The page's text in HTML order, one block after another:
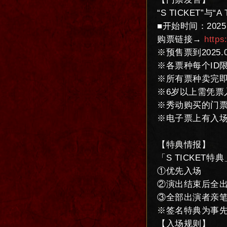
“S TICKET”与
■开始时间：
购票链接→
※预售票到
※各票种每个ID
※所有票种卖完
※6岁以上需凭票
※秀动购买的门
※电子票上有入
【特典情报】
「S TICKET特典
①优先入场
②演出结束后全
③全部出演者亲
※签名特典为事
【入场规则】